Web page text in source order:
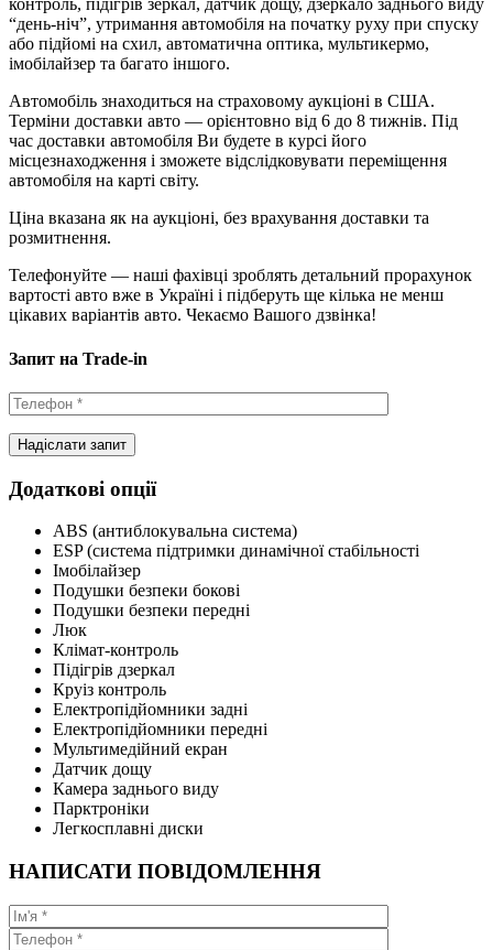
контроль, підігрів зеркал, датчик дощу, дзеркало заднього виду
“день-ніч”, утримання автомобіля на початку руху при спуску
або підйомі на схил, автоматична оптика, мультикермо,
імобілайзер та багато іншого.
Автомобіль знаходиться на страховому аукціоні в США.
Терміни доставки авто — орієнтовно від 6 до 8 тижнів. Під
час доставки автомобіля Ви будете в курсі його
місцезнаходження і зможете відслідковувати переміщення
автомобіля на карті світу.
Ціна вказана як на аукціоні, без врахування доставки та
розмитнення.
Телефонуйте — наші фахівці зроблять детальний прорахунок
вартості авто вже в Україні і підберуть ще кілька не менш
цікавих варіантів авто. Чекаємо Вашого дзвінка!
Запит на Trade-in
Додаткові опції
ABS (антиблокувальна система)
ESP (система підтримки динамічної стабільності
Імобілайзер
Подушки безпеки бокові
Подушки безпеки передні
Люк
Клімат-контроль
Підігрів дзеркал
Круіз контроль
Електропідйомники задні
Електропідйомники передні
Мультимедійний екран
Датчик дощу
Камера заднього виду
Парктроніки
Легкосплавні диски
НАПИСАТИ ПОВІДОМЛЕННЯ